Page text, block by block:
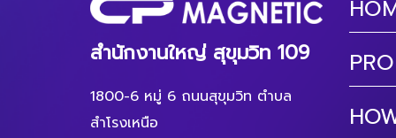
สำนักงานใหญ่ สุขุมวิท 109
1800-6 หมู่ 6 ถนนสุขุมวิท ตำบล
สำโรงเหนือ